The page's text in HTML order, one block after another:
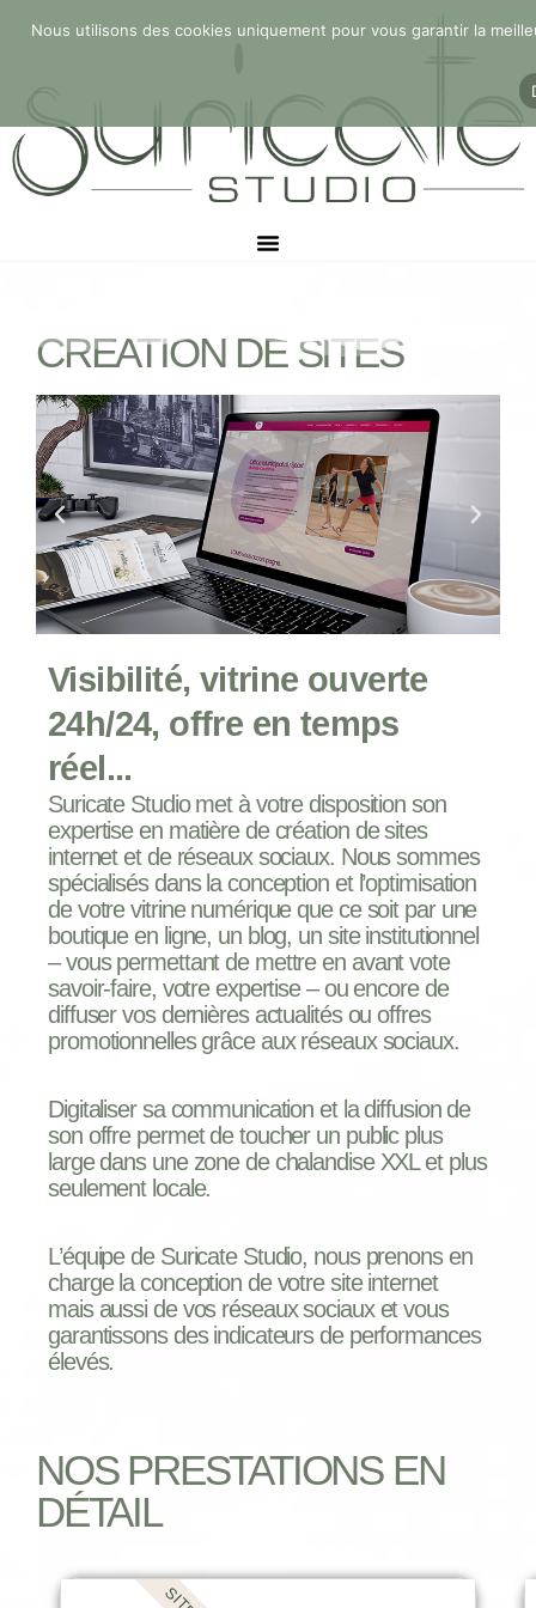
CRÉATION DE SITES
Visibilité, vitrine ouverte
24h/24, offre en temps
réel...
Suricate Studio met à votre disposition son
expertise en matière de création de sites
internet et de réseaux sociaux. Nous sommes
spécialisés dans la conception et l’optimisation
de votre vitrine numérique que ce soit par une
boutique en ligne, un blog, un site institutionnel
– vous permettant de mettre en avant vote
savoir-faire, votre expertise – ou encore de
diffuser vos dernières actualités ou offres
promotionnelles grâce aux réseaux sociaux.
Digitaliser sa communication et la diffusion de
son offre permet de toucher un public plus
large dans une zone de chalandise XXL et plus
seulement locale.
L’équipe de Suricate Studio, nous prenons en
charge la conception de votre site internet
mais aussi de vos réseaux sociaux et vous
garantissons des indicateurs de performances
élevés.
NOS PRESTATIONS EN
DÉTAIL
Nous utilisons des cookies uniquement pour vous garantir la